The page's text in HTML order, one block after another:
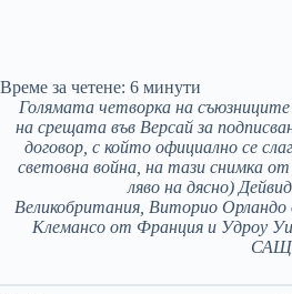
Време за четене: 6 минути
Голямата четворка на съюзниците
на срещата във Версай за
договор, с който официално се
световна война, на тази снимка
ляво на дясно)
Великобритания, Виторио
Клемансо от Франция и Удроу
САЩ.